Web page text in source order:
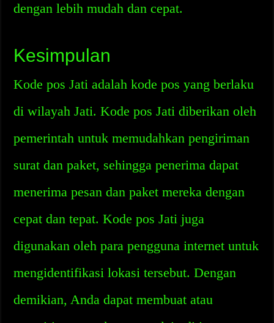
dengan lebih mudah dan cepat.
Kesimpulan
Kode pos Jati adalah kode pos yang berlaku
di wilayah Jati. Kode pos Jati diberikan oleh
pemerintah untuk memudahkan pengiriman
surat dan paket, sehingga penerima dapat
menerima pesan dan paket mereka dengan
cepat dan tepat. Kode pos Jati juga
digunakan oleh para pengguna internet untuk
mengidentifikasi lokasi tersebut. Dengan
demikian, Anda dapat membuat atau